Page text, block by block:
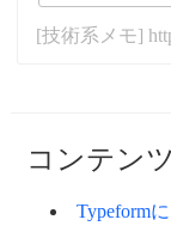
[技術系メモ]
コンテンツ
Typeform